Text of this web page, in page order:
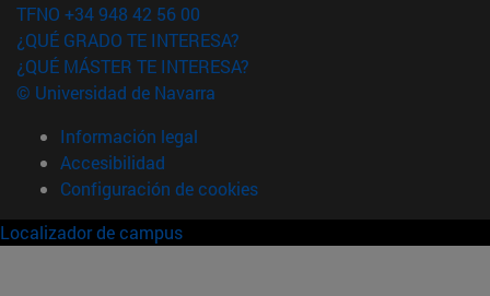
TFNO +34 948 42 56 00
¿QUÉ GRADO TE INTERESA?
¿QUÉ MÁSTER TE INTERESA?
© Universidad de Navarra
Información legal
Accesibilidad
Configuración de cookies
Localizador de campus